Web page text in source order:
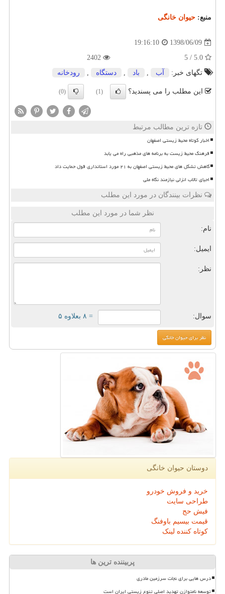
منبع: حیوان خانگی
1398/06/09
19:16:10
تگهای خبر:
آب , باد , دستگاه , رودخانه
این مطلب را می پسندید؟ (1)
(0)
تازه ترین مطالب مرتبط
اخبار کوتاه محیط زیستی اصفهان
فرهنگ محیط زیست به برنامه های مذهبی راه می یابد
کاهش تشکل های محیط زیستی اصفهان به ۲۱ مورد استانداری قول حمایت داد
احیای تالاب انزلی نیازمند نگاه ملی
نظرات بینندگان در مورد این مطلب
نظر شما در مورد این مطلب
نام:
ایمیل:
نظر:
سوال: = ۸ بعلاوه ۵
دوستان حیوان خانگی
خرید و فروش خودرو
طراحی سایت
فیش حج
قیمت بیسیم باوفنگ
کوتاه کننده لینک
پربیننده ترین ها
درس هایی برای نجات سرزمین مادری
توسعه نامتوازن تهدید اصلی تنوع زیستی ایران است